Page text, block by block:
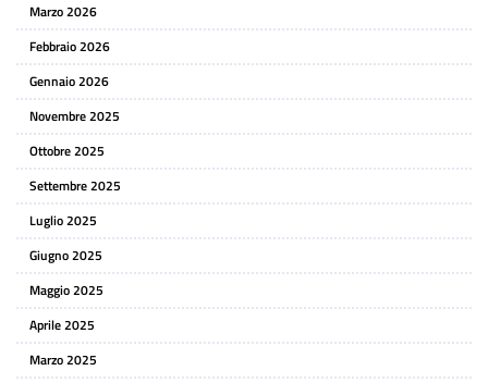
Marzo 2026
Febbraio 2026
Gennaio 2026
Novembre 2025
Ottobre 2025
Settembre 2025
Luglio 2025
Giugno 2025
Maggio 2025
Aprile 2025
Marzo 2025